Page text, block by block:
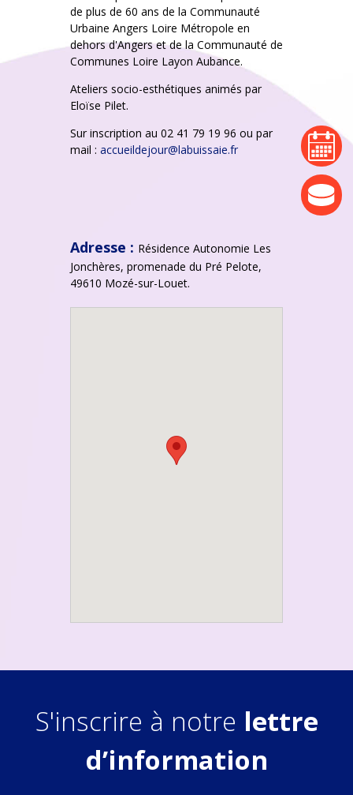
agenda
de plus de 60 ans de la Communauté
Urbaine Angers Loire Métropole en
dehors d'Angers et de la Communauté de
Communes Loire Layon Aubance.
Ateliers socio-esthétiques animés par
Eloïse Pilet.
Sur inscription au 02 41 79 19 96 ou par
mail : accueildejour@labuissaie.fr
Adresse : Résidence Autonomie Les
Jonchères, promenade du Pré Pelote,
49610 Mozé-sur-Louet.
S'inscrire à notre lettre
d’information